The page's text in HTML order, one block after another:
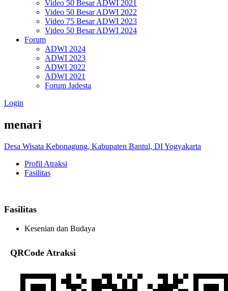
Video 50 Besar ADWI 2021
Video 50 Besar ADWI 2022
Video 75 Besar ADWI 2023
Video 50 Besar ADWI 2024
Forum
ADWI 2024
ADWI 2023
ADWI 2022
ADWI 2021
Forum Jadesta
Login
menari
Desa Wisata Kebonagung, Kabupaten Bantul, DI Yogyakarta
Profil Atraksi
Fasilitas
Fasilitas
Kesenian dan Budaya
QRCode Atraksi